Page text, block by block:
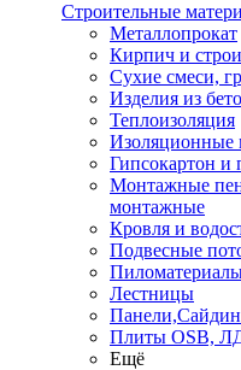
Строительные
Металлопрокат
Кирпич и
Сухие смеси,
Изделия из
Теплоизоляция
Изоляционные
Гипсокартон и
Монтажные
монтажные
Кровля и
Подвесные
Лестницы
Плиты OSB,
Ещё